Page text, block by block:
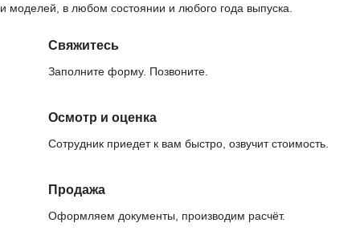
и моделей, в любом состоянии и любого года выпуска.
Свяжитесь
Заполните форму. Позвоните.
Осмотр и оценка
Сотрудник приедет к вам быстро, озвучит стоимость.
Продажа
Оформляем документы, производим расчёт.